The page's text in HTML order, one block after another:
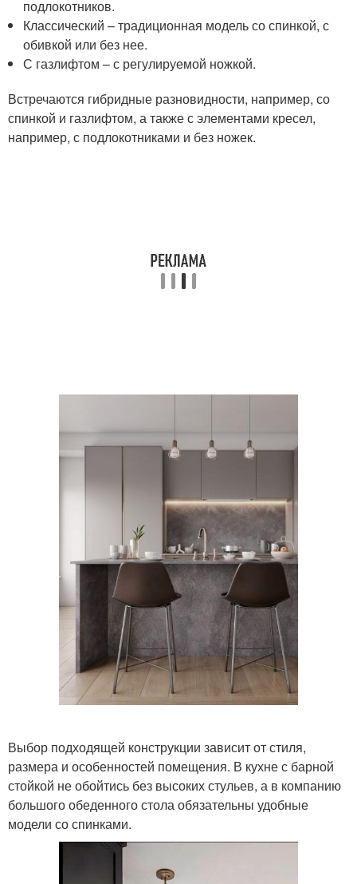
подлокотников.
Классический – традиционная модель со спинкой, с
обивкой или без нее.
С газлифтом – с регулируемой ножкой.
Встречаются гибридные разновидности, например, со
спинкой и газлифтом, а также с элементами кресел,
например, с подлокотниками и без ножек.
Выбор подходящей конструкции зависит от стиля,
размера и особенностей помещения. В кухне с барной
стойкой не обойтись без высоких стульев, а в компанию
большого обеденного стола обязательны удобные
модели со спинками.